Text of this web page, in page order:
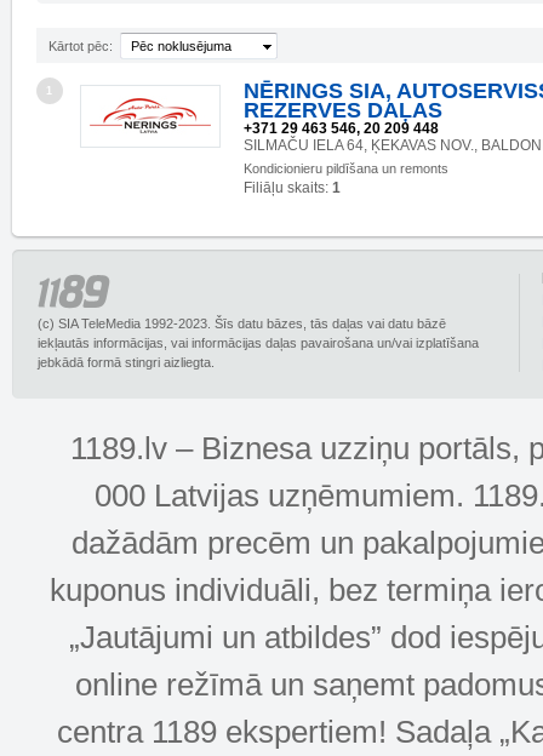
Kārtot pēc: Pēc noklusējuma
1
NĒRINGS SIA,
REZERVES DAĻAS
+371 29 463 546, 20 209 448
SILMAČU IELA 64, ĶEKAVAS NOV.,
Kondicionieru pildīšana un remonts
Filiāļu skaits: 1
(c) SIA TeleMedia 1992-2023. Šīs datu bāzes, tās daļas vai datu bāzē
iekļautās informācijas, vai informācijas daļas pavairošana un/vai izplatīšana
jebkādā formā stingri aizliegta.
1189.lv – Biznesa uzziņu portāls,
000 Latvijas uzņēmumiem.
dažādām precēm un
kuponus individuāli, bez termiņa
„Jautājumi un atbildes” dod
online režīmā un saņemt
centra 1189 ekspertiem! Sadaļa